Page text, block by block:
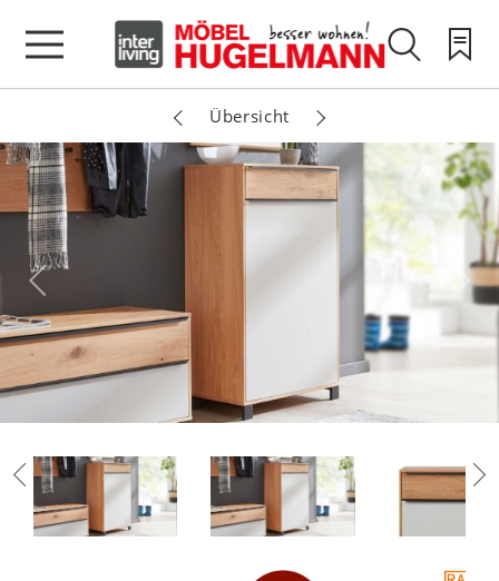
Übersicht